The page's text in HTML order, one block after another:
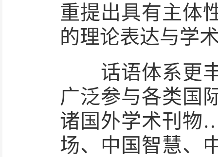
重提出具有主体
的理论表达与学
话语体系更丰
广泛参与各类国
诸国外学术刊物
场、中国智慧、